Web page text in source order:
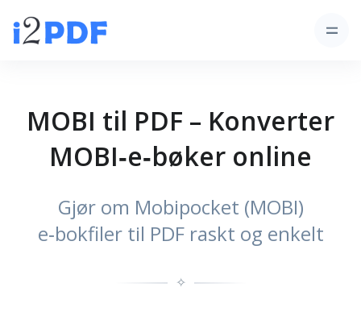
MOBI til PDF – Konverter
MOBI‑e‑bøker online
Gjør om Mobipocket (MOBI)
e‑bokfiler til PDF raskt og enkelt
✧